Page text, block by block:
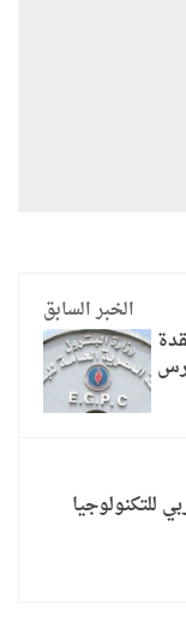
الخبر السابق
للتكنولوجيا